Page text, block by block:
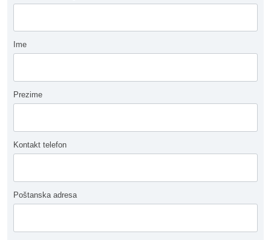
Ime
Prezime
Kontakt telefon
Poštanska adresa